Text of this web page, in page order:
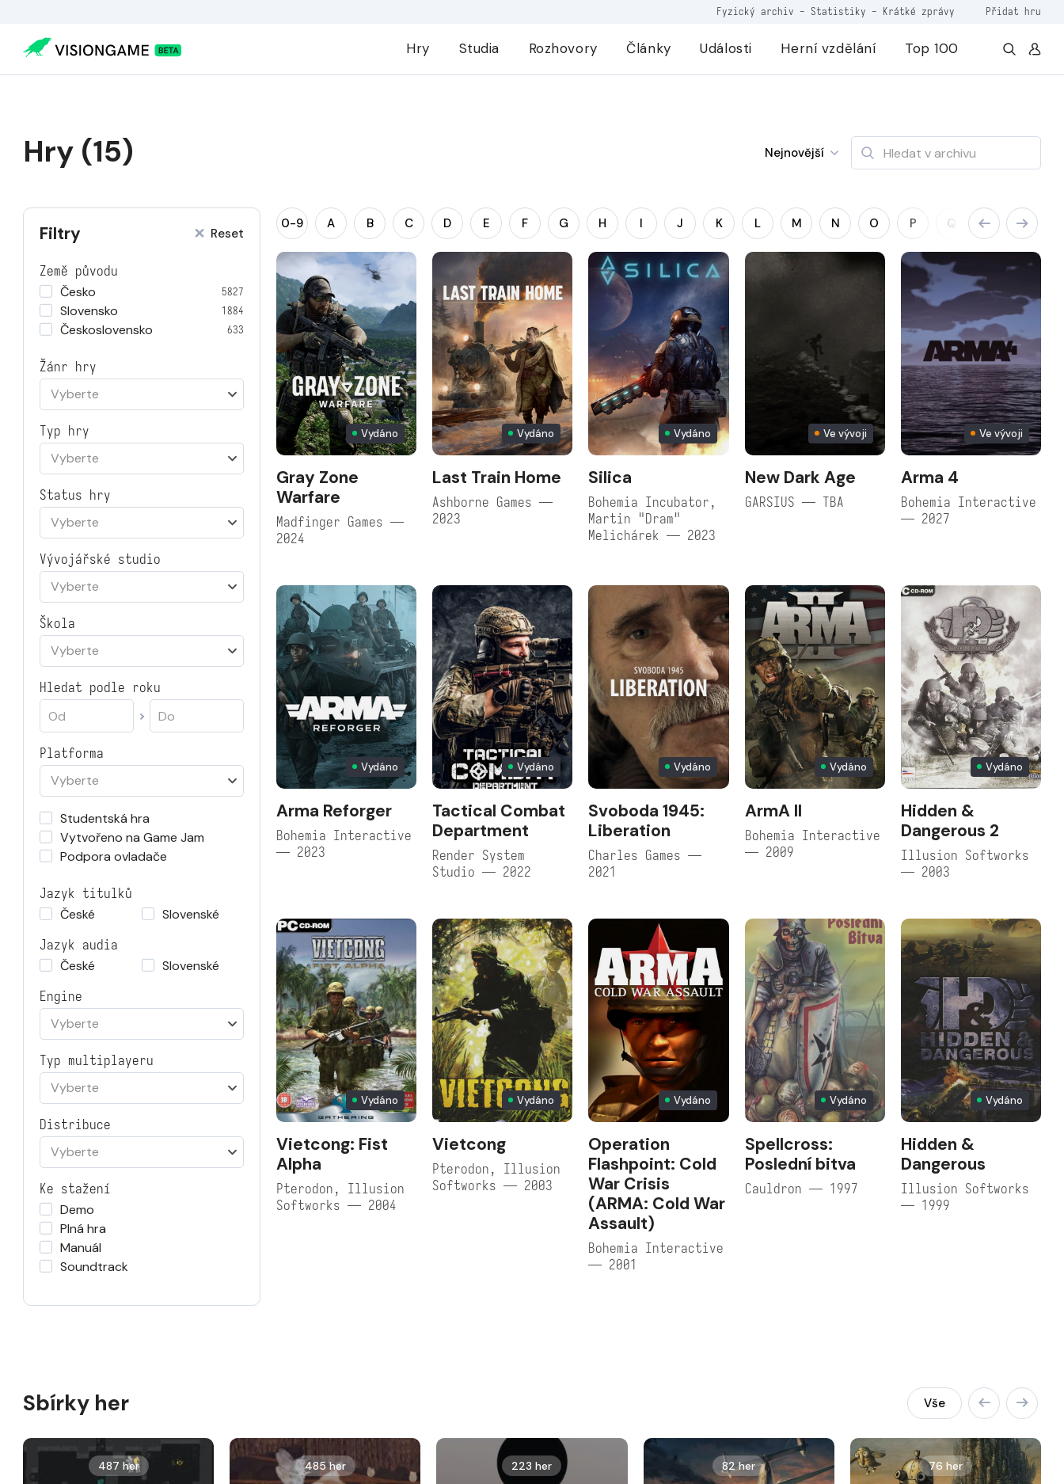
Fyzický archiv - Statistiky - Krátké zprávy Přidat hru
Hry Studia Rozhovory Články Události Herní vzdělání Top 100
Hry (15) Nejnovější
Filtry Reset
Země původu
Česko
5827
Slovensko 1884
Československo 633
Žánr hry
Vyberte
Typ hry
Vyberte
Status hry
Vyberte
Vývojářské studio
Vyberte
Škola
Vyberte
Hledat podle roku
Platforma
Vyberte
Studentská hra
Vytvořeno na Game Jam
Podpora ovladače
Jazyk titulků
České
Slovenské
Jazyk audia
České
Slovenské
Engine
Vyberte
Typ multiplayeru
Vyberte
Distribuce
Vyberte
Ke stažení
Demo
Plná hra
Manuál
Soundtrack
0-9 A B C D E F G H I J K L M N O P Q R S
Vydáno
Gray Zone
Warfare
Madfinger Games —
2024
Vydáno
Last Train Home
Ashborne Games —
2023
Vydáno
Silica
Bohemia Incubator,
Martin "Dram"
Melichárek — 2023
Ve vývoji
New Dark Age
GARSIUS — TBA
Ve vývoji
Arma 4
Bohemia Interactive
— 2027
Vydáno
Arma Reforger
Bohemia Interactive
— 2023
Vydáno
Tactical Combat
Department
Render System
Studio — 2022
Vydáno
Svoboda 1945:
Liberation
Charles Games —
2021
Vydáno
ArmA II
Bohemia Interactive
— 2009
Vydáno
Hidden &
Dangerous 2
Illusion Softworks
— 2003
Vydáno
Vietcong: Fist
Alpha
Pterodon, Illusion
Softworks — 2004
Vydáno
Vietcong
Pterodon, Illusion
Softworks — 2003
Vydáno
Operation
Flashpoint: Cold
War Crisis
(ARMA: Cold War
Assault)
Bohemia Interactive
— 2001
Vydáno
Spellcross:
Poslední bitva
Cauldron — 1997
Vydáno
Hidden &
Dangerous
Illusion Softworks
— 1999
Sbírky her Vše
487 her 485 her 223 her 82 her 76 her